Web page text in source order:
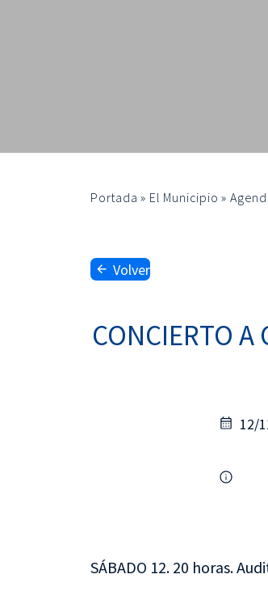
Portada » El Municipio »
Volver
CONCIERTO A
12/
SÁBADO 12. 20 horas.